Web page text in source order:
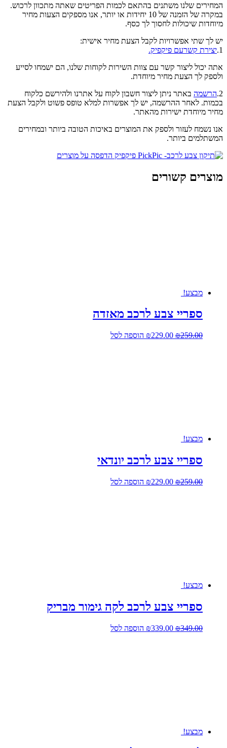
המחירים שלנו משתנים בהתאם לכמות הפריטים שאתה מתכוון לרכוש.
במקרה של הזמנה של 10 יחידות או יותר, אנו מספקים הצעות מחיר
מיוחדות שיכולות לחסוך לך כסף.
יש לך שתי אפשרויות לקבל הצעת מחיר אישית:
1. יצירת קשרעם פיקפיק.
אתה יכול ליצור קשר עם צוות השירות לקוחות שלנו, הם ישמחו לסייע
ולספק לך הצעת מחיר מיוחדת.
2. הרשמה באתר ניתן ליצור חשבון לקוח על אתרנו ולהירשם כלקוח
בכמות. לאחר ההרשמה, יש לך אפשרות למלא טופס פשוט ולקבל הצעת
מחיר מיוחדת ישירות מהאתר.
אנו נשמח לעזור ולספק את המוצרים באיכות הטובה ביותר ובמחירים
המשתלמים ביותר.
מוצרים קשורים
מבצע!
ספריי צבע לרכב מאזדה
₪259.00
המחיר ₪229.00
המחיר
הוספה לסל
מבצע!
ספריי צבע לרכב יונדאי
₪259.00
המחיר ₪229.00
המחיר
הוספה לסל
מבצע!
ספריי צבע לרכב לקה גימור מבריק
₪349.00
המחיר ₪339.00
המחיר
הוספה לסל
מבצע!